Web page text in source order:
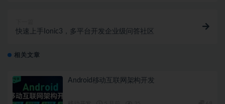
快速上手Ionic3，多平台开发企业级问答社区
相关文章
Android移动互联网架构开发